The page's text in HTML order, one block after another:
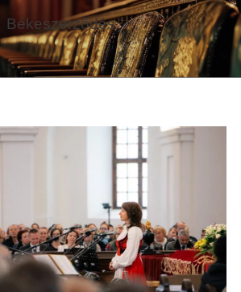
Békeszerződés